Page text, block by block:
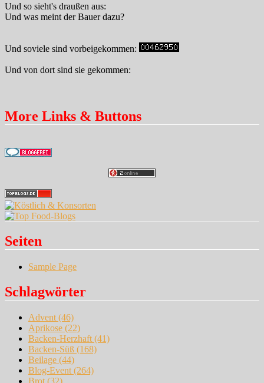
Und so sieht's draußen aus:
Und was meint der Bauer dazu?
Und soviele sind vorbeigekommen:
Und von dort sind sie gekommen:
More Links & Buttons
Seiten
Sample Page
Schlagwörter
Advent (46)
Aprikose (22)
Backen-Herzhaft (41)
Backen-Süß (168)
Beilage (44)
Blog-Event (264)